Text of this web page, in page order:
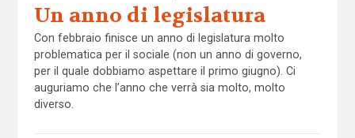
Un anno di legislatura
Con febbraio finisce un anno di legislatura molto
problematica per il sociale (non un anno di governo,
per il quale dobbiamo aspettare il primo giugno). Ci
auguriamo che l’anno che verrà sia molto, molto
diverso.